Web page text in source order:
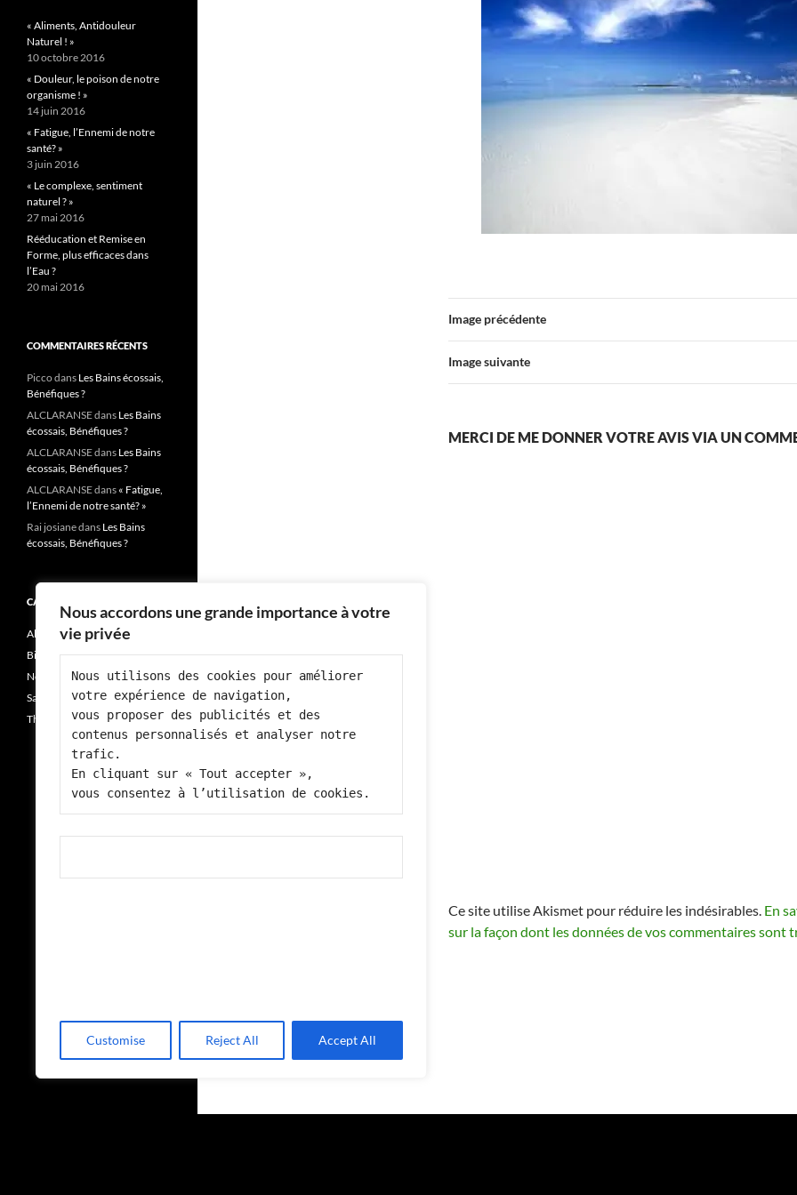
Nous accordons une grande importance à votre
vie privée
Nous utilisons des cookies pour améliorer
votre expérience de navigation,
vous proposer des publicités et des
contenus personnalisés et analyser notre
trafic.
En cliquant sur « Tout accepter »,
vous consentez à l’utilisation de cookies.
Customise Reject All Accept All
Image précédente
Image suivante
MERCI DE ME DONNER VOTRE AVIS VIA UN
Ce site utilise Akismet pour réduire les indésirables. En
sur la façon dont les données de vos commentaires sont
« Aliments, Antidouleur
Naturel ! »
10 octobre 2016
« Douleur, le poison de notre
organisme ! »
14 juin 2016
« Fatigue, l’Ennemi de notre
santé? »
3 juin 2016
« Le complexe, sentiment
naturel ? »
27 mai 2016
Rééducation et Remise en
Forme, plus efficaces dans
l’Eau ?
20 mai 2016
COMMENTAIRES RÉCENTS
Piccodans Les Bains écossais,
Bénéfiques ?
ALCLARANSEdans Les Bains
écossais, Bénéfiques ?
ALCLARANSEdans Les Bains
écossais, Bénéfiques ?
ALCLARANSEdans « Fatigue,
l’Ennemi de notre santé? »
Rai josianedans Les Bains
écossais, Bénéfiques ?
CATÉGORIES
Alimentation
Bien-être
Non classé
Santé
Thérapie